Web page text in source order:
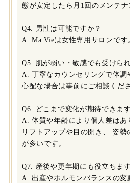
態が安定したら月1回のメンテナ
Q4. 男性は可能ですか？
A. Ma Vieは女性専用サロンです
Q5. 肌が弱い・敏感でも受けら
A. 丁寧なカウンセリングで体調
心配な場合は事前にご相談くだ
Q6. どこまで変化が期待できま
A. 体質や年齢により個人差はあ
リフトアップや目の開き、 姿
が多いです。
Q7. 産後や更年期にも役立ちま
A. 出産やホルモンバランスの変